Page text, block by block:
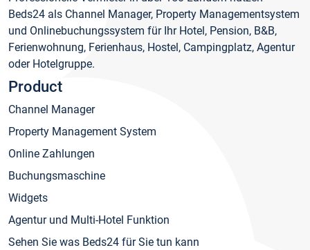
Beds24 als Channel Manager, Property Managementsystem
und Onlinebuchungssystem für Ihr Hotel, Pension, B&B,
Ferienwohnung, Ferienhaus, Hostel, Campingplatz, Agentur
oder Hotelgruppe.
Product
Channel Manager
Property Management System
Online Zahlungen
Buchungsmaschine
Widgets
Agentur und Multi-Hotel Funktion
Sehen Sie was Beds24 für Sie tun kann